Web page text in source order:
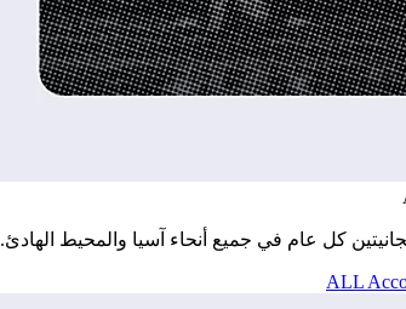
كل عام في جميع أنحاء آسيا والمحيط الهادئ.